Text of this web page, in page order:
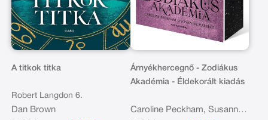
A titkok titka
Robert Langdon 6.
Dan Brown
Árnyékhercegnő - Zodiákus
Akadémia - Éldekorált kiadás
Caroline Peckham, Susanne